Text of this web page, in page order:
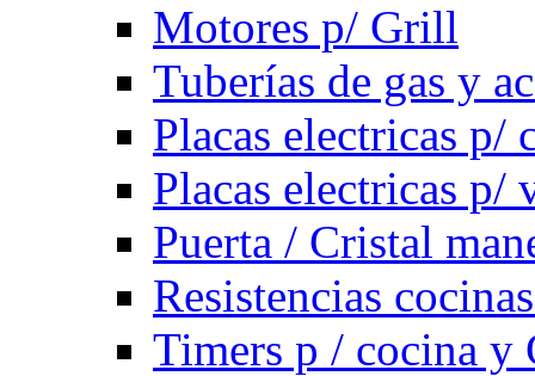
Motores p/ Grill
Tuberías de gas y
Placas electricas p/
Placas electricas p/
Puerta / Cristal
Resistencias
Timers p / cocina y